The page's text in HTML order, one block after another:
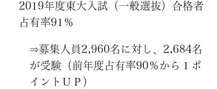
2019年度東大入試（一般選抜）合格者
占有率91％
⇒募集人員2,960名に対し、2,684名
が受験（前年度占有率90％から１ポ
イントＵＰ）